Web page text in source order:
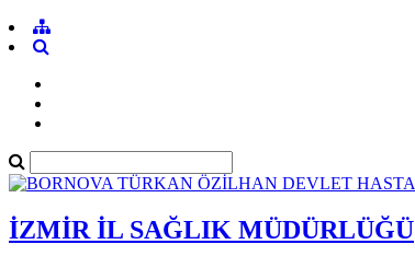
İZMİR İL SAĞLIK MÜDÜRLÜĞÜ